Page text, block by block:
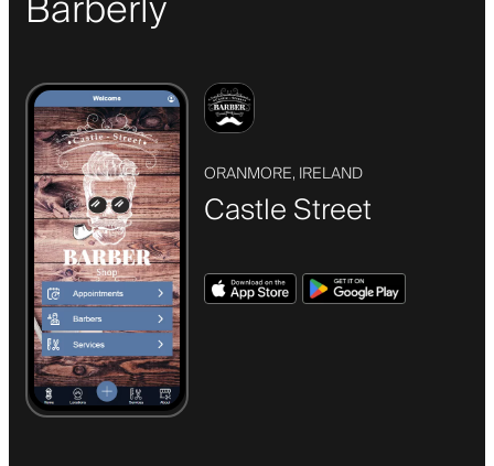
ORANMORE, IRELAND
Castle Street